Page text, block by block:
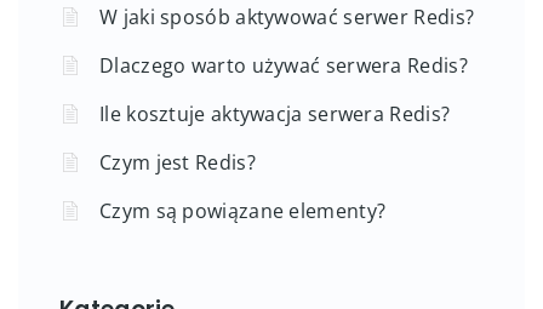
W jaki sposób aktywować serwer Redis?
Dlaczego warto używać serwera Redis?
Ile kosztuje aktywacja serwera Redis?
Czym jest Redis?
Czym są powiązane elementy?